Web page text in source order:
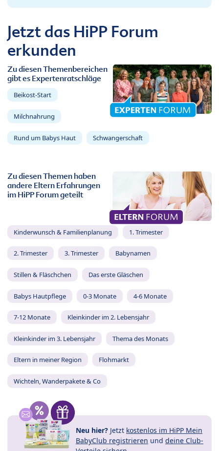
Jetzt das HiPP Forum
erkunden
Zu diesen Themenbereichen
gibt es Expertenratschläge
Beikost-Start
Milchnahrung
Rund um Babys Haut Schwangerschaft
Zu diesen Themen haben
andere Eltern Erfahrungen
im HiPP Forum geteilt
Kinderwunsch & Familienplanung 1. Trimester
2. Trimester 3. Trimester Babynamen
Stillen & Fläschchen Das erste Gläschen
Babys Hautpflege 0-3 Monate 4-6 Monate
7-12 Monate Kleinkinder im 2. Lebensjahr
Kleinkinder im 3. Lebensjahr Thema des Monats
Eltern in meiner Region Flohmarkt
Wichteln, Wanderpakete & Co
Neu hier? Jetzt kostenlos im HiPP Mein
BabyClub registrieren und deine Club-